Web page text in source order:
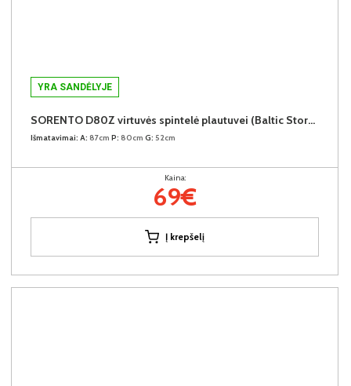
YRA SANDĖLYJE
SORENTO D80Z virtuvės spintelė plautuvei (Baltic Storm/Baltic Storm)
Išmatavimai: A: 87cm P: 80cm G: 52cm
Kaina:
69€
Į krepšelį